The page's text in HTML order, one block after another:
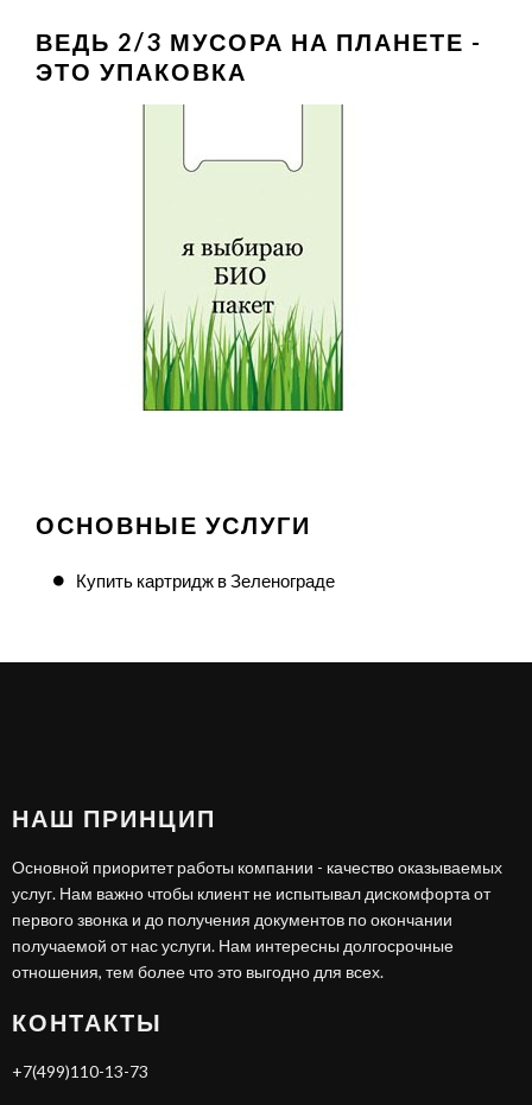
ВЕДЬ 2/3 МУСОРА НА ПЛАНЕТЕ -
ЭТО УПАКОВКА
ОСНОВНЫЕ УСЛУГИ
Купить картридж в Зеленограде
НАШ ПРИНЦИП
Основной приоритет работы компании - качество оказываемых
услуг. Нам важно чтобы клиент не испытывал дискомфорта от
первого звонка и до получения документов по окончании
получаемой от нас услуги. Нам интересны долгосрочные
отношения, тем более что это выгодно для всех.
КОНТАКТЫ
+7(499)110-13-73